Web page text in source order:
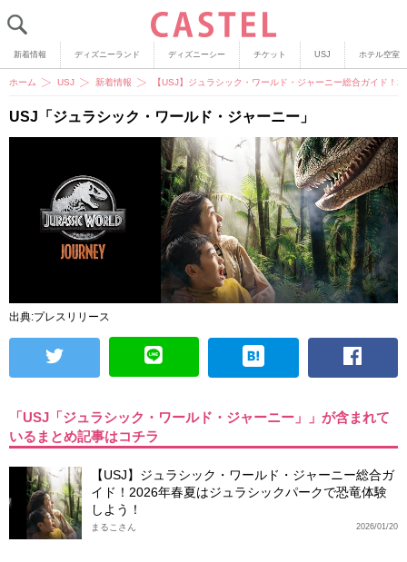
新着情報 ディズニーランド ディズニーシー チケット USJ ホテル空室
ホーム USJ 新着情報 【USJ】ジュラシック・ワールド・ジャーニー総合ガイド！
USJ「ジュラシック・ワールド・ジャーニー」
出典:プレスリリース
「USJ「ジュラシック・ワールド・ジャーニー」」が含まれて
いるまとめ記事はコチラ
【USJ】ジュラシック・ワールド・ジャーニー総合ガ
イド！2026年春夏はジュラシックパークで恐竜体験
しよう！
2026/01/20
まるこさん